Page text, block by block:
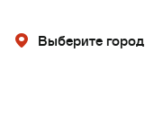
Выберите город